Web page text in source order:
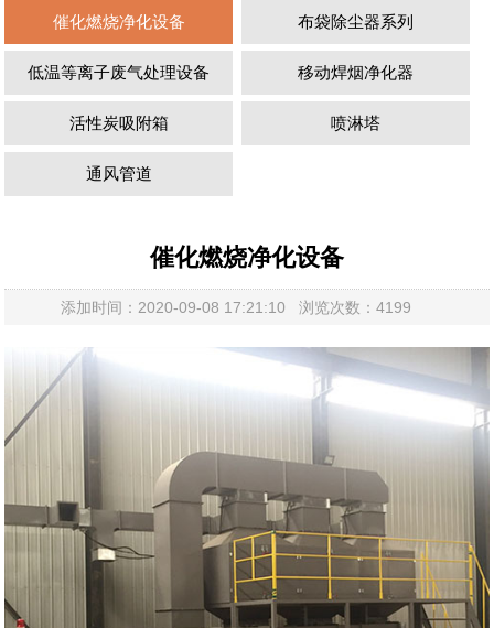
催化燃烧净化设备 布袋除尘器系列
低温等离子废气处理设备 移动焊烟净化器
活性炭吸附箱 喷淋塔
通风管道
催化燃烧净化设备
添加时间：2020-09-08 17:21:10 浏览次数：4199